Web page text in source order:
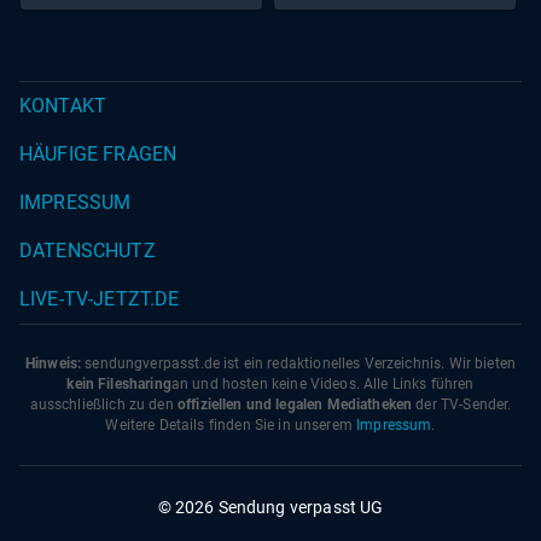
KONTAKT
HÄUFIGE FRAGEN
IMPRESSUM
DATENSCHUTZ
LIVE-TV-JETZT.DE
Hinweis: sendungverpasst.de ist ein redaktionelles Verzeichnis. Wir bieten
kein Filesharingan und hosten keine Videos. Alle Links führen
ausschließlich zu den offiziellen und legalen Mediatheken der TV-Sender.
Weitere Details finden Sie in unserem Impressum.
© 2026 Sendung verpasst UG